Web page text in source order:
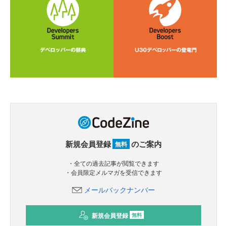
新規会員登録 無料 のご案内
・全ての過去記事が閲覧できます
・会員限定メルマガを受信できます
メールバックナンバー
新規会員登録 無料